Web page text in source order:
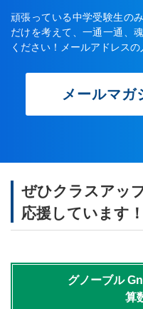
頑張っている中学受験生の
だけを考えて、一通一通、
ください！メールアドレス
メールマガ
ぜひクラスアッ
応援しています！
グノーブル
算